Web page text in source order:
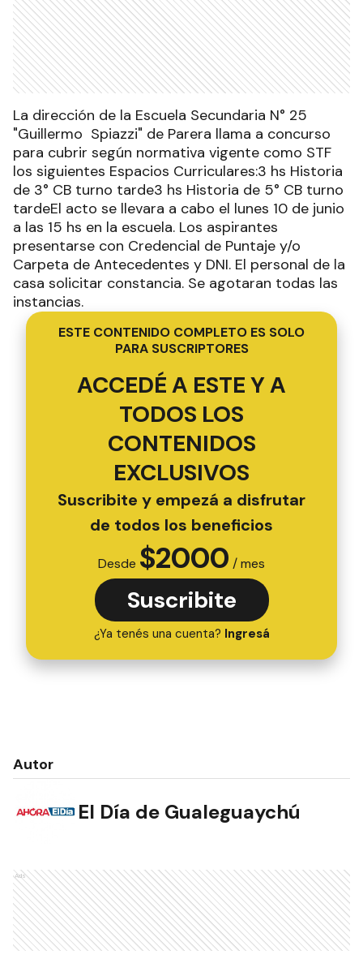
La dirección de la Escuela Secundaria N° 25
"Guillermo Spiazzi" de Parera llama a concurso
para cubrir según normativa vigente como STF
los siguientes Espacios Curriculares:3 hs Historia
de 3° CB turno tarde3 hs Historia de 5° CB turno
tardeEl acto se llevara a cabo el lunes 10 de junio
a las 15 hs en la escuela. Los aspirantes
presentarse con Credencial de Puntaje y/o
Carpeta de Antecedentes y DNI. El personal de la
casa solicitar constancia. Se agotaran todas las
instancias.
ESTE CONTENIDO COMPLETO ES SOLO
PARA SUSCRIPTORES
ACCEDÉ A ESTE Y A
TODOS LOS
CONTENIDOS
EXCLUSIVOS
Suscribite y empezá a disfrutar
de todos los beneficios
Desde $2000 / mes
Suscribite
¿Ya tenés una cuenta? Ingresá
Autor
El Día de Gualeguaychú
Ads